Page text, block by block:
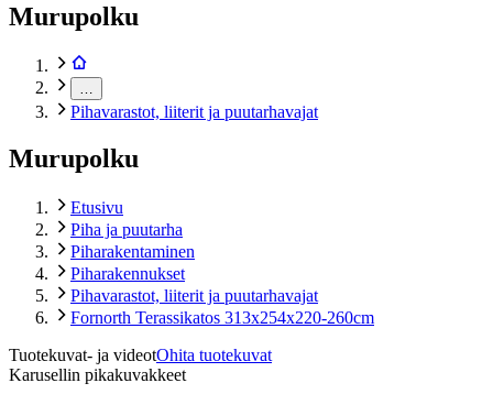
Murupolku
Pihavarastot, liiterit ja puutarhavajat
Murupolku
Etusivu
Piha ja puutarha
Piharakentaminen
Piharakennukset
Pihavarastot, liiterit ja puutarhavajat
Fornorth Terassikatos 313x254x220-260cm
Tuotekuvat- ja videotOhita tuotekuvat
Karusellin pikakuvakkeet